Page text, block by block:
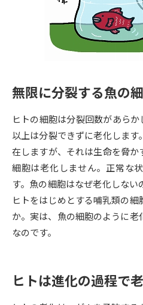
留学・進学関連、塾・予備校
大学入学共通テスト「受験上の
幼稚園教員資格認定試験
高等学校（情報）教員資格認定
試験
大学研究
大学で学べる内容や特徴を調
データサイエンス特集
無限に分裂する魚の
ヒトの細胞は分裂回数があら
以上は分裂できずに老化しま
在しますが、それは生命を脅
細胞は老化しません。正常な
す。魚の細胞はなぜ老化しない
ヒトをはじめとする哺乳類の
か。実は、魚の細胞のように
なのです。
ヒトは進化の過程で